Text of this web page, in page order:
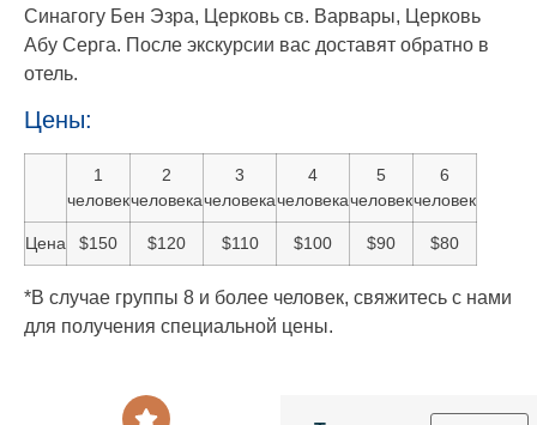
Синагогу Бен Эзра, Церковь св. Варвары, Церковь
Абу Серга. После экскурсии вас доставят обратно в
отель.
Цены:
1
человек
2
человека
3
человека
4
человека
5
человек
6
человек
Цена $150 $120 $110 $100 $90 $80
*В случае группы 8 и более человек, свяжитесь с нами
для получения специальной цены.